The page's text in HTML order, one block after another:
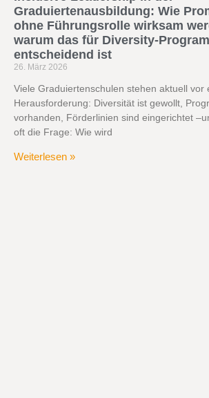
Graduiertenausbildung: Wie
ohne Führungsrolle wirksam
warum das für Diversity-
entscheidend ist
26. März 2026
Viele Graduiertenschulen stehen aktuell vor
Herausforderung: Diversität ist gewollt,
vorhanden, Förderlinien sind eingerichtet
oft die Frage: Wie wird
Weiterlesen »